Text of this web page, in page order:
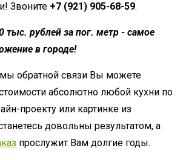
Звоните +7 (921) 905-68-59.
рублей за пог. метр - самое
в городе!
обратной связи Вы можете
стоимости абсолютно любой кухни по
проекту или картинке из
довольны результатом, а
прослужит Вам долгие годы.